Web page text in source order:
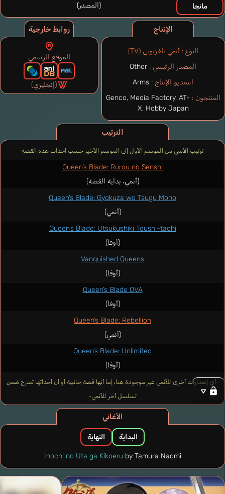
الإنتاج
النوع :أنمي تلفزيوني (TV)
المصدر الرئيسي :
استديو الإنتاج : Arms
المنتجون : Genco, Media Factory, AT-
X, Hobby Japan
مانجا
(المصدر)
الترتيب
-ترتيب الأنمي من الموسم الأول إلى الموسم الأخير حسب أحداث هذه القصة-
Queen’s Blade: Rurou no Senshi
(أنمي، بداية القصة)
Queen’s Blade: Gyokuza wo Tsugu Mono
(أنمي)
Queen’s Blade: Utsukushiki Toushi-tachi
(أوفا)
Vanquished Queens
(أوفا)
Queen’s Blade OVA
(أوفا)
Queen’s Blade: Rebellion
(أنمي)
Queen’s Blade: Unlimited
(أوفا)
-أي إصدارات أخرى للأنمي غير موجودة هنا، إما أنها قصة جانبية أو أن أحداثها تندرج ضمن
تسلسل أخر للأنمي-
الأغاني
البداية النهاية
Inochi no Uta ga Kikoeru by Tamura Naomi
روابط خارجية
الموقع الرسمي
(إنجليزي)